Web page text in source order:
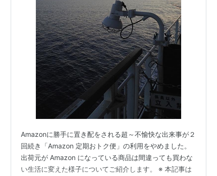
Amazonに勝手に置き配をされる超～不愉快な出来事が２
回続き「Amazon 定期おトク便」の利用をやめました。
出荷元が Amazon になっている商品は間違っても買わな
い生活に変えた様子についてご紹介します。 ※ 本記事は